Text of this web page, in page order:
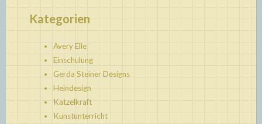
Kategorien
Avery Elle
Einschulung
Gerda Steiner Designs
Heindesign
Katzelkraft
Kunstunterricht